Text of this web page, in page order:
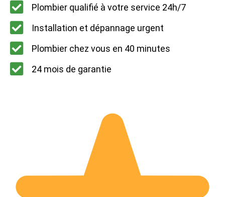
Plombier qualifié à votre service 24h/7
Installation et dépannage urgent
Plombier chez vous en 40 minutes
24 mois de garantie